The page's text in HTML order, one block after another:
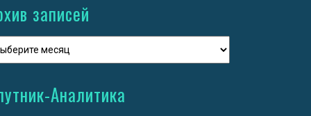
записей
Аналитика